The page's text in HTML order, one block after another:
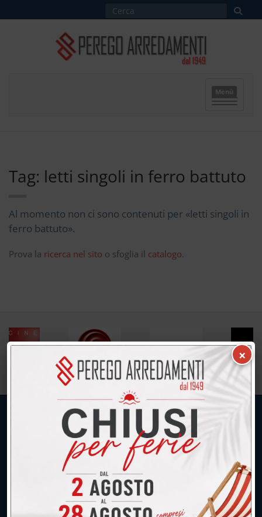
Menù
Tag: letti singoli in ferro battuto
Al momento non ci sono contenuti per «letti singoli in
ferro battuto».
Prova la ricerca nel sito o sfoglia il catalogo.
UNICA SEDE: CALCO (Lecco)
039.677.2778
×